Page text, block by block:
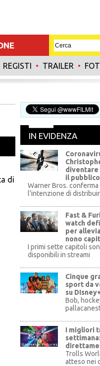
REGISTI • TRAILER •
di
IN EVIDENZA
WB
diventare
il
Warner Bros. conferma
l'intenzione di
Fast &
watch
per
nono
I primi sette capitoli
disponibili in streami
Disney+
Cinque
sport da
su
Bob,
Universal Pictures
I migliori
Trolls
atteso nei